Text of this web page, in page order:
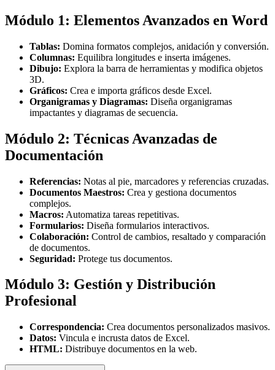
Módulo 1: Elementos Avanzados en Word
Tablas: Domina formatos complejos, anidación y conversión.
Columnas: Equilibra longitudes e inserta imágenes.
Dibujo: Explora la barra de herramientas y modifica objetos
3D.
Gráficos: Crea e importa gráficos desde Excel.
Organigramas y Diagramas: Diseña organigramas
impactantes y diagramas de secuencia.
Módulo 2: Técnicas Avanzadas de
Documentación
Referencias: Notas al pie, marcadores y referencias cruzadas.
Documentos Maestros: Crea y gestiona documentos
complejos.
Macros: Automatiza tareas repetitivas.
Formularios: Diseña formularios interactivos.
Colaboración: Control de cambios, resaltado y comparación
de documentos.
Seguridad: Protege tus documentos.
Módulo 3: Gestión y Distribución
Profesional
Correspondencia: Crea documentos personalizados masivos.
Datos: Vincula e incrusta datos de Excel.
HTML: Distribuye documentos en la web.